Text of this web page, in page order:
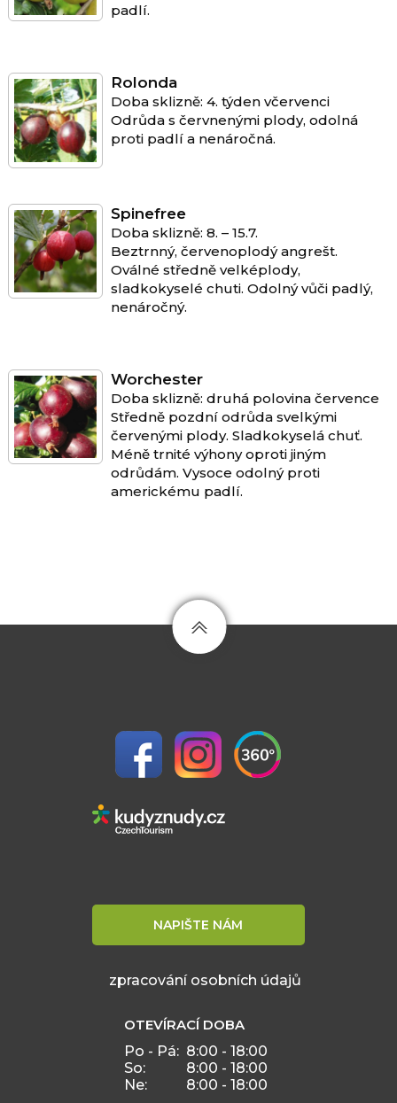
padlí.
Rolonda
Doba sklizně: 4. týden včervenci
Odrůda s červnenými plody, odolná
proti padlí a nenáročná.
Spinefree
Doba sklizně: 8. – 15.7.
Beztrnný, červenoplodý angrešt.
Oválné středně velképlody,
sladkokyselé chuti. Odolný vůči padlý,
nenáročný.
Worchester
Doba sklizně: druhá polovina července
Středně pozdní odrůda svelkými
červenými plody. Sladkokyselá chuť.
Méně trnité výhony oproti jiným
odrůdám. Vysoce odolný proti
americkému padlí.
NAPIŠTE NÁM
zpracování osobních údajů
OTEVÍRACÍ DOBA
Po - Pá: 8:00 - 18:00
So:
8:00 - 18:00
Ne:
8:00 - 18:00